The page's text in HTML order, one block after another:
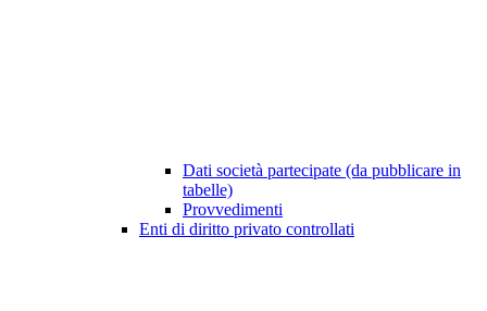
Dati società partecipate (da pubblicare in
tabelle)
Provvedimenti
Enti di diritto privato controllati